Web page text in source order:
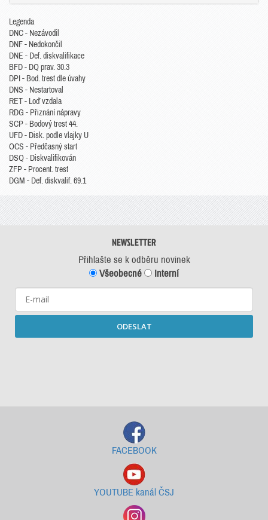
Legenda
DNC - Nezávodil
DNF - Nedokončil
DNE - Def. diskvalifikace
BFD - DQ prav. 30.3
DPI - Bod. trest dle úvahy
DNS - Nestartoval
RET - Loď vzdala
RDG - Přiznání nápravy
SCP - Bodový trest 44.
UFD - Disk. podle vlajky U
OCS - Předčasný start
DSQ - Diskvalifikován
ZFP - Procent. trest
DGM - Def. diskvalif. 69.1
NEWSLETTER
Přihlašte se k odběru novinek
Všeobecné
Interní
ODESLAT
FACEBOOK
YOUTUBE kanál ČSJ